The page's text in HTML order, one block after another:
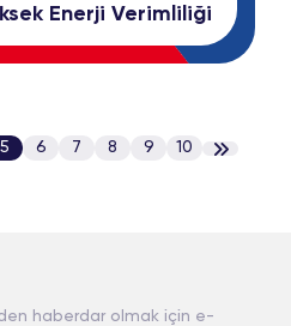
Enerji Verimliliği
5 6 7 8 9 10
haberdar olmak için e-